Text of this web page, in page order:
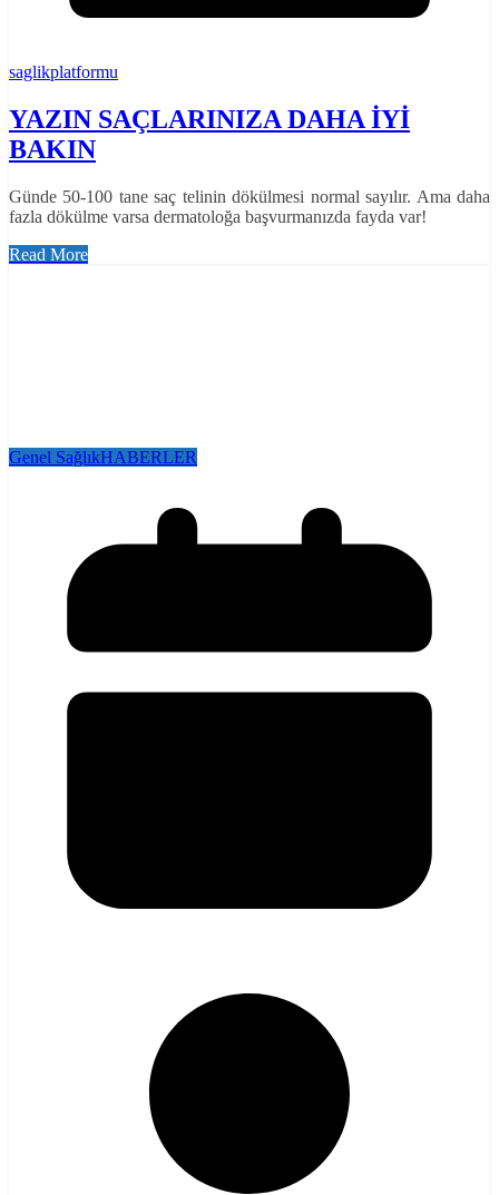
saglikplatformu
YAZIN SAÇLARINIZA DAHA İYİ
BAKIN
Günde 50-100 tane saç telinin dökülmesi normal sayılır. Ama daha
fazla dökülme varsa dermatoloğa başvurmanızda fayda var!
Read More
Genel SağlıkHABERLER